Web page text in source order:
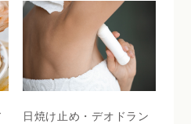
日焼け止め・デオドラン